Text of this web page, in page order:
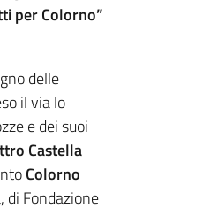
per Colorno”
delle
il via lo
e dei suoi
Castella
Colorno
di Fondazione